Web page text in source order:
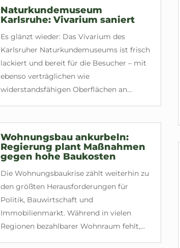
Naturkundemuseum
Karlsruhe: Vivarium saniert
Es glänzt wieder: Das Vivarium des
Karlsruher Naturkundemuseums ist frisch
lackiert und bereit für die Besucher – mit
ebenso verträglichen wie
widerstandsfähigen Oberflächen an...
Wohnungsbau ankurbeln:
Regierung plant Maßnahmen
gegen hohe Baukosten
Die Wohnungsbaukrise zählt weiterhin zu
den größten Herausforderungen für
Politik, Bauwirtschaft und
Immobilienmarkt. Während in vielen
Regionen bezahlbarer Wohnraum fehlt,...